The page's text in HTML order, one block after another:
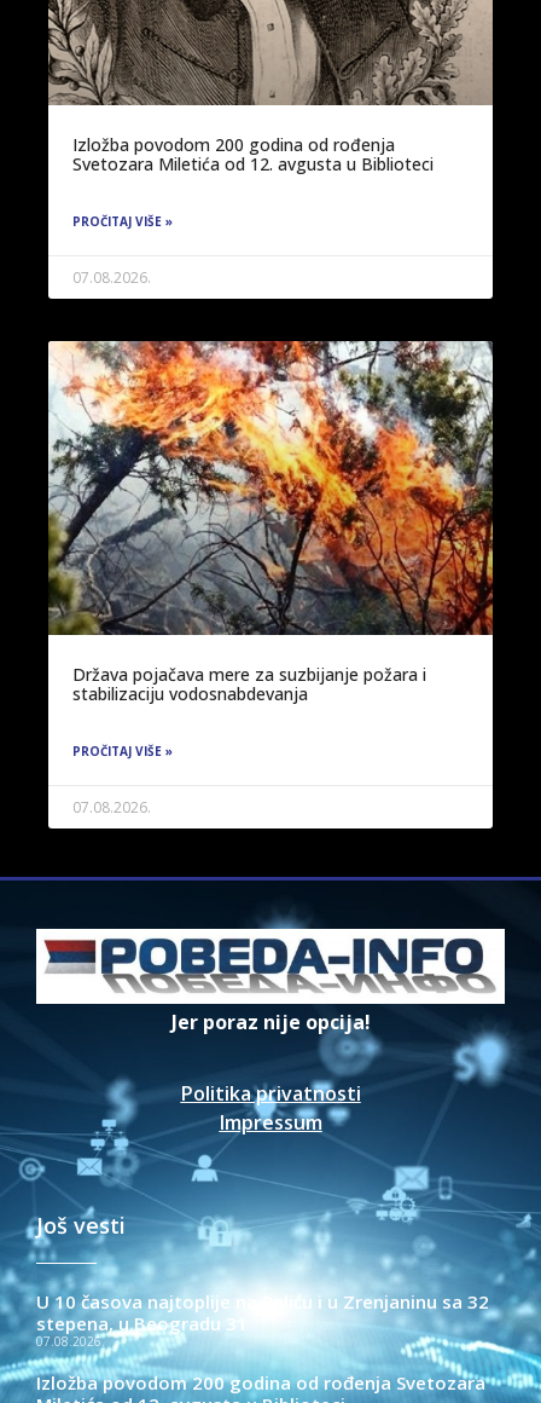
Izložba povodom 200 godina od rođenja
Svetozara Miletića od 12. avgusta u Biblioteci
PROČITAJ VIŠE »
07.08.2026.
Država pojačava mere za suzbijanje požara i
stabilizaciju vodosnabdevanja
PROČITAJ VIŠE »
07.08.2026.
Jer poraz nije opcija!
Politika privatnosti
Impressum
Još vesti
U 10 časova najtoplije na Paliću i u Zrenjaninu sa 32
stepena, u Beogradu 31
07.08.2026.
Izložba povodom 200 godina od rođenja Svetozara